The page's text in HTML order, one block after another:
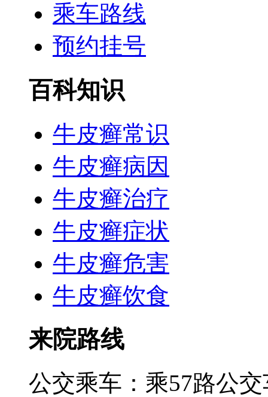
乘车路线
预约挂号
百科知识
牛皮癣常识
牛皮癣病因
牛皮癣治疗
牛皮癣症状
牛皮癣危害
牛皮癣饮食
来院路线
公交乘车：乘57路公